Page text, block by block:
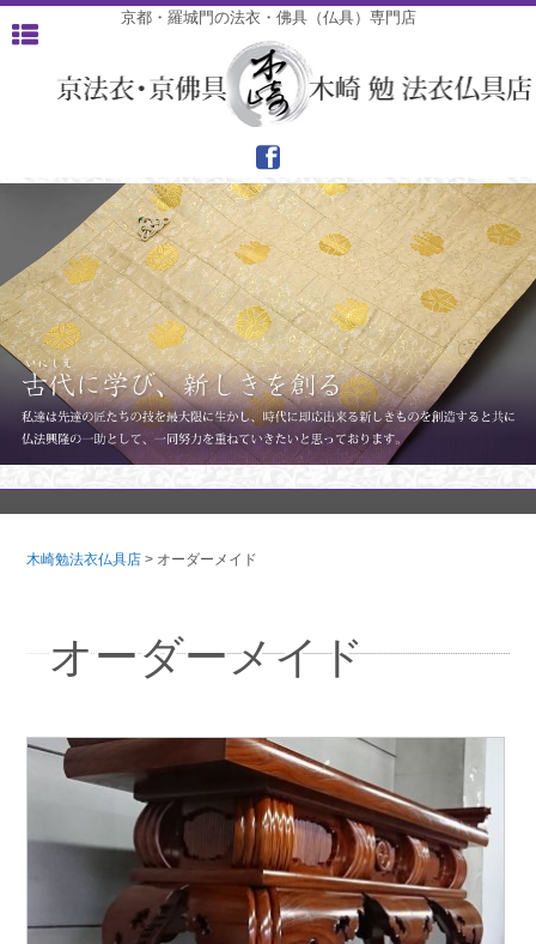
京都・羅城門の法衣・佛具（仏具）専門店
木崎勉法衣仏具店 > オーダーメイド
オーダーメイド